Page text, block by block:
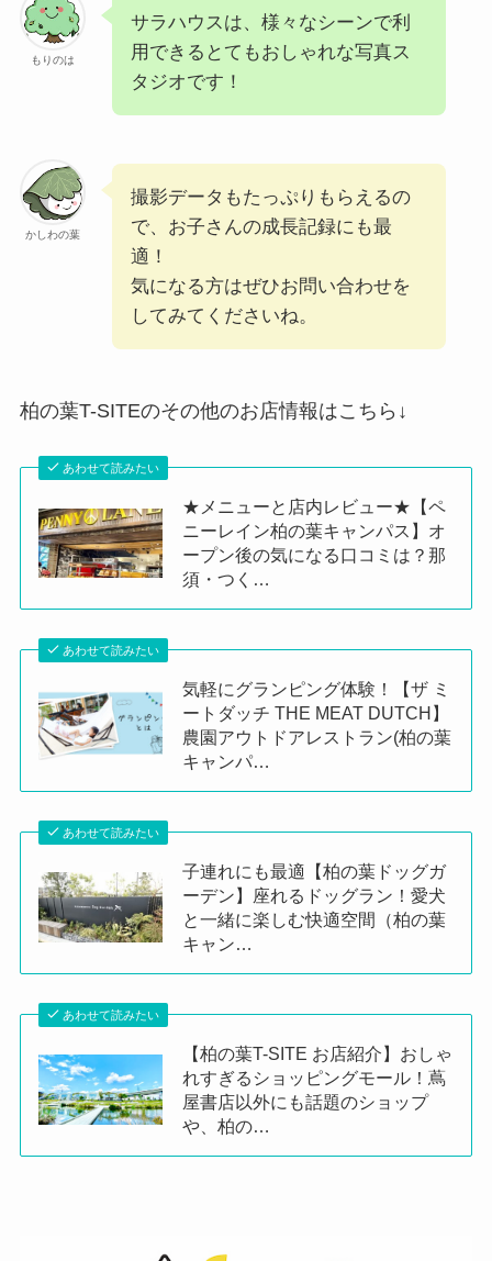
もりのは
サラハウスは、様々なシーンで利
用できるとてもおしゃれな写真ス
タジオです！
かしわの葉
撮影データもたっぷりもらえるの
で、お子さんの成長記録にも最
適！
気になる方はぜひお問い合わせを
してみてくださいね。
柏の葉T-SITEのその他のお店情報はこちら↓
あわせて読みたい
★メニューと店内レビュー★【ペ
ニーレイン柏の葉キャンパス】オ
ープン後の気になる口コミは？那
須・つく…
あわせて読みたい
気軽にグランピング体験！【ザ ミ
ートダッチ THE MEAT DUTCH】
農園アウトドアレストラン(柏の葉
キャンパ…
あわせて読みたい
子連れにも最適【柏の葉ドッグガ
ーデン】座れるドッグラン！愛犬
と一緒に楽しむ快適空間（柏の葉
キャン…
あわせて読みたい
【柏の葉T-SITE お店紹介】おしゃ
れすぎるショッピングモール！蔦
屋書店以外にも話題のショップ
や、柏の…